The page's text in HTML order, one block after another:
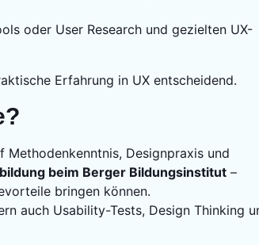
oder User Research und gezielten UX-
Erfahrung in UX entscheidend.
Methodenkenntnis, Designpraxis und
beim Berger Bildungsinstitut –
bringen können.
auch Usability-Tests, Design Thinking